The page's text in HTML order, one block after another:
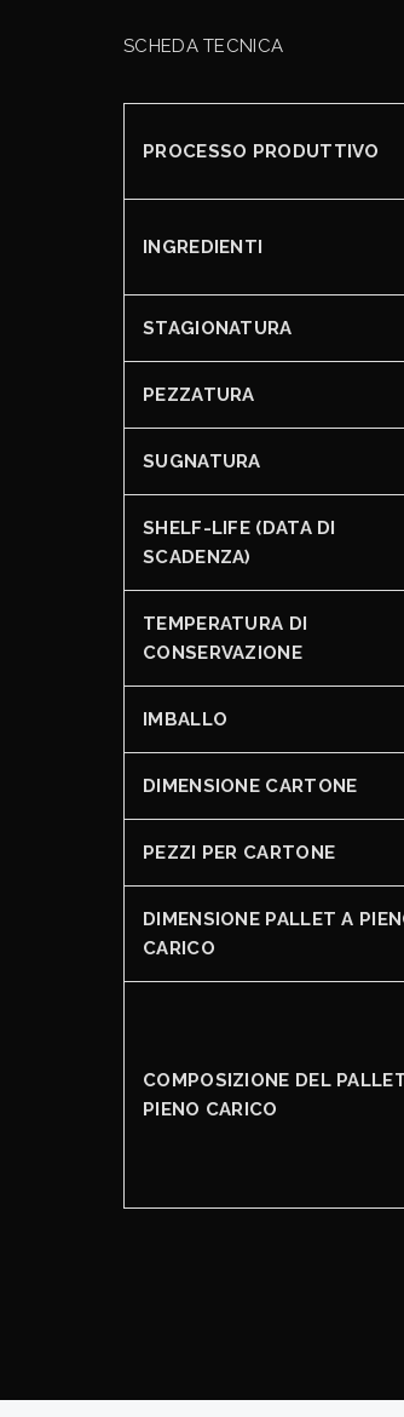
SCHEDA TECNICA
PROCESSO PRODUTTIVO
INGREDIENTI
STAGIONATURA
PEZZATURA
SUGNATURA
SHELF-LIFE (DATA DI
SCADENZA)
TEMPERATURA DI
CONSERVAZIONE
IMBALLO
DIMENSIONE CARTONE
PEZZI PER CARTONE
DIMENSIONE PALLET A
CARICO
COMPOSIZIONE DEL
PIENO CARICO